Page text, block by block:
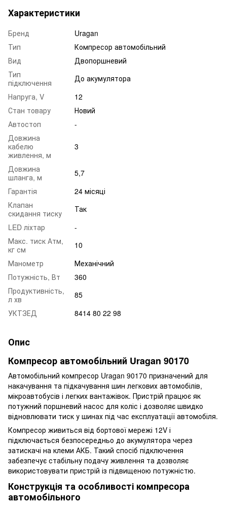
Характеристики
Бренд
Uragan
Тип
Компресор автомобільний
Вид
Двопоршневий
Тип
підключення
До акумулятора
Напруга, V
12
Стан товару
Новий
Автостоп
-
Довжина
кабелю
живлення, м
3
Довжина
шланга, м
5,7
Гарантія
24 місяці
Клапан
скидання тиску
Так
LED ліхтар
-
Макс. тиск Атм,
кг см
10
Манометр
Механічний
Потужність, Вт
360
Продуктивність,
л хв
85
УКТЗЕД
8414 80 22 98
Опис
Компресор автомобільний Uragan 90170
Автомобільний компресор Uragan 90170 призначений для
накачування та підкачування шин легкових автомобілів,
мікроавтобусів і легких вантажівок. Пристрій працює як
потужний поршневий насос для коліс і дозволяє швидко
відновлювати тиск у шинах під час експлуатації автомобіля.
Компресор живиться від бортової мережі 12V і
підключається безпосередньо до акумулятора через
затискачі на клеми АКБ. Такий спосіб підключення
забезпечує стабільну подачу живлення та дозволяє
використовувати пристрій із підвищеною потужністю.
Конструкція та особливості компресора
автомобільного